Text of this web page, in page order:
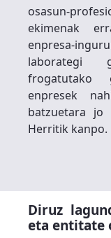
osasun-
ekimenak
enpresa-
laborategi
frogatutako
enpresek
batzuetara jo
Herritik kanpo.
Diruz
eta entitate